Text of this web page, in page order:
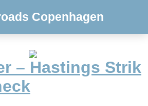
Copenhagen
– Hastings Strik